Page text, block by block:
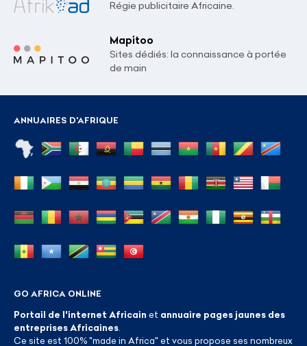
Régie publicitaire Africaine.
Mapitoo
Sites dédiés: la connaissance à portée
de main
ANNUAIRES D'AFRIQUE
GO AFRICA ONLINE
Portail de l'internet Africain et annuaire pages jaunes des
entreprises Africaines
Ce site est 100% "made in Africa" et vous propose ses nombreux